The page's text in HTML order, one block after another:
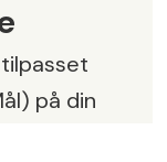
på din